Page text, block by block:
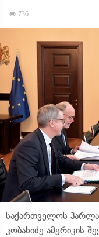
736
საქართველოს
კობახიძე ამერიკის